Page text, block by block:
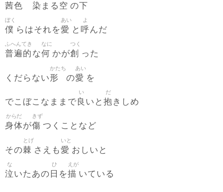
茜色 染 まる 空 の下
僕
ぼく
らはそれを愛
あい
と 呼
よ
んだ
普遍的
ふへんてき
な何
なに
かが創
つく
った
くだらない形
かたち
の愛
あい
を
でこぼこなままで良
い
いと 抱
だ
きしめ
身体
からだ
が傷
きず
つくことなど
その棘
とげ
さえも愛
いと
おしいと
泣
な
いたあの 日
ひ
を描
えが
いている